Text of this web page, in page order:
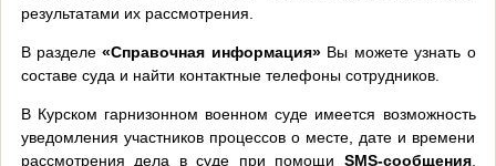
результатами их рассмотрения.
В разделе«Справочная информация»Вы можете узнать о
составе суда и найти контактные телефоны сотрудников.
В Курском гарнизонном военном суде имеется возможность
уведомления участников процессов о месте, дате и времени
рассмотрения дела в суде при помощи SMS-сообщения.